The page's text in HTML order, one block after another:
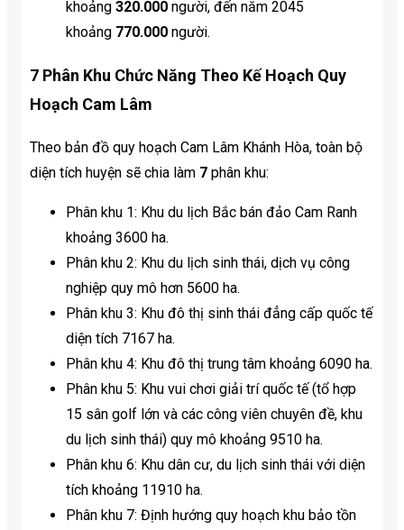
khoảng 320.000 người, đến năm 2045
khoảng 770.000 người.
7 Phân Khu Chức Năng Theo Kế Hoạch Quy
Hoạch Cam Lâm
Theo bản đồ quy hoạch Cam Lâm Khánh Hòa, toàn bộ
diện tích huyện sẽ chia làm 7 phân khu:
Phân khu 1: Khu du lịch Bắc bán đảo Cam Ranh
khoảng 3600 ha.
Phân khu 2: Khu du lịch sinh thái, dịch vụ công
nghiệp quy mô hơn 5600 ha.
Phân khu 3: Khu đô thị sinh thái đẳng cấp quốc tế
diện tích 7167 ha.
Phân khu 4: Khu đô thị trung tâm khoảng 6090 ha.
Phân khu 5: Khu vui chơi giải trí quốc tế (tổ hợp
15 sân golf lớn và các công viên chuyên đề, khu
du lịch sinh thái) quy mô khoảng 9510 ha.
Phân khu 6: Khu dân cư, du lịch sinh thái với diện
tích khoảng 11910 ha.
Phân khu 7: Định hướng quy hoạch khu bảo tồn